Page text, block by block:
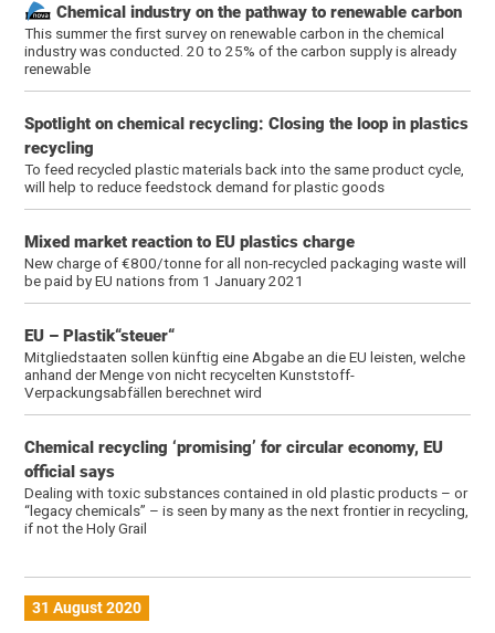
Chemical industry on the pathway to renewable carbon
This summer the first survey on renewable carbon in the chemical
industry was conducted. 20 to 25% of the carbon supply is already
renewable
Spotlight on chemical recycling: Closing the loop in plastics
recycling
To feed recycled plastic materials back into the same product cycle,
will help to reduce feedstock demand for plastic goods
Mixed market reaction to EU plastics charge
New charge of €800/tonne for all non-recycled packaging waste will
be paid by EU nations from 1 January 2021
EU – Plastik“steuer“
Mitgliedstaaten sollen künftig eine Abgabe an die EU leisten, welche
anhand der Menge von nicht recycelten Kunststoff-
Verpackungsabfällen berechnet wird
Chemical recycling ‘promising’ for circular economy, EU
official says
Dealing with toxic substances contained in old plastic products – or
“legacy chemicals” – is seen by many as the next frontier in recycling,
if not the Holy Grail
31 August 2020